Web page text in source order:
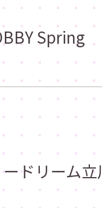
Spring
ドリーム